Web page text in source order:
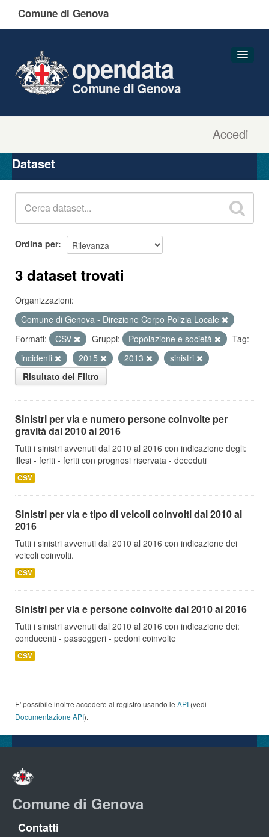
Comune di Genova
Accedi
opendata
Comune di Genova
Organizzazioni
Gruppi
Dataset
Ordina per
3 dataset trovati
Organizzazioni:
Comune di Genova - Direzione Corpo Polizia Locale
Formati:
CSV Gruppi: Popolazione e società
Tag:
incidenti
2015 2013
sinistri
Risultato del Filtro
Sinistri per via e numero persone coinvolte per
gravità dal 2010 al 2016
Tutti i sinistri avvenuti dal 2010 al 2016 con indicazione degli:
illesi - feriti - feriti con prognosi riservata - deceduti
CSV
Sinistri per via e tipo di veicoli coinvolti dal 2010 al
2016
Tutti i sinistri avvenuti dal 2010 al 2016 con indicazione dei
veicoli coinvolti.
CSV
Sinistri per via e persone coinvolte dal 2010 al 2016
Tutti i sinistri avvenuti dal 2010 al 2016 con indicazione dei:
conducenti - passeggeri - pedoni coinvolte
CSV
E' possibile inoltre accedere al registro usando le API (vedi
Documentazione API).
Comune di Genova
Contatti